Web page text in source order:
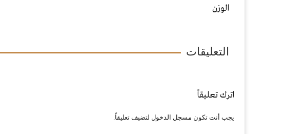
الوزن
التعليقات
اترك تعليقاً
يجب أنت تكون مسجل الدخول لتضيف تعليقاً.